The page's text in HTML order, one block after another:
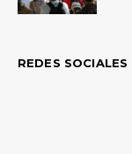
REDES SOCIALES